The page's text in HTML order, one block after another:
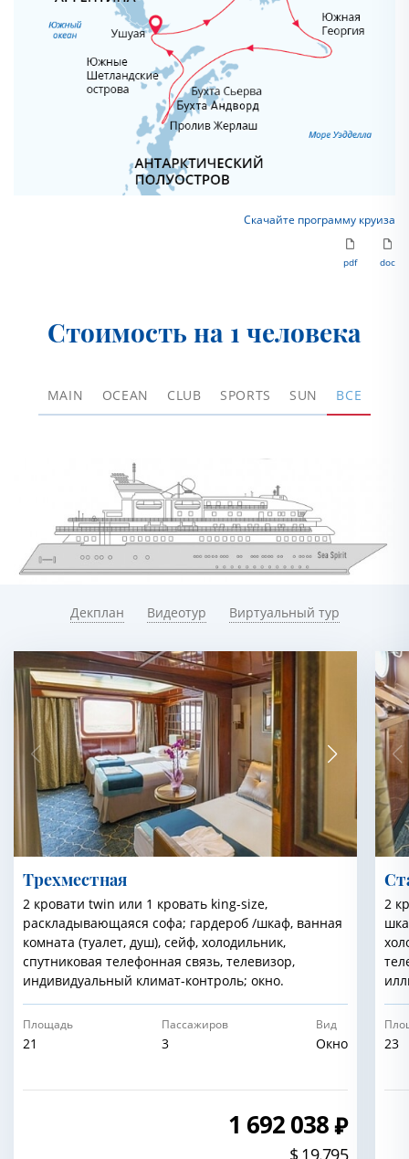
Скачайте программу круиза
pdf doc
Стоимость на 1 человека
MAIN OCEAN CLUB SPORTS SUN ВСЕ
Декплан Видеотур Виртуальный тур
Трехместная
2 кровати twin или 1 кровать king-size,
раскладывающаяся софа; гардероб /шкаф, ванная
комната (туалет, душ), сейф, холодильник,
спутниковая телефонная связь, телевизор,
индивидуальный климат-контроль; окно.
Площадь
21
Пассажиров
3
Вид
Окно
1 692 038
2
23